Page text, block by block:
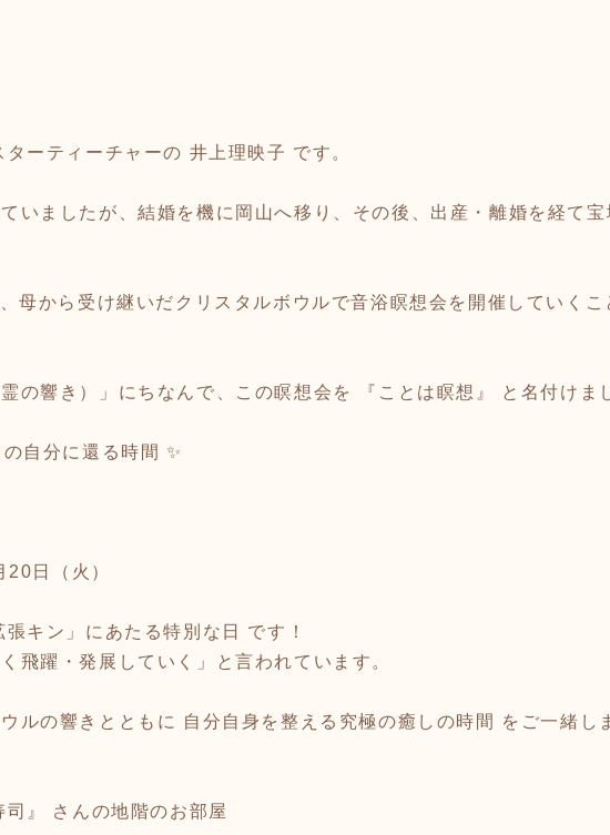
ーティーチャーの 井上理映子 です。
いましたが、結婚を機に岡山へ移り、その後、出産・離婚を経て宝
母から受け継いだクリスタルボウルで音浴瞑想会を開催していくこ
の響き）」にちなんで、この瞑想会を 『ことは瞑想』 と名付けま
自分に還る時間 ✨
日（火）
キン」にあたる特別な日 です！
飛躍・発展していく」と言われています。
ルの響きとともに 自分自身を整える究極の癒しの時間 をご一緒し
』 さんの地階のお部屋